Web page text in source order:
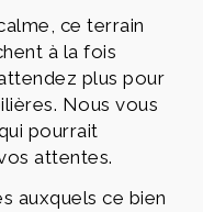
ce terrain
à la fois
plus pour
Nous vous
pourrait
attentes.
auxquels ce bien